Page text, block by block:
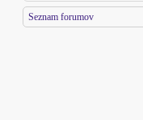
Seznam forumov